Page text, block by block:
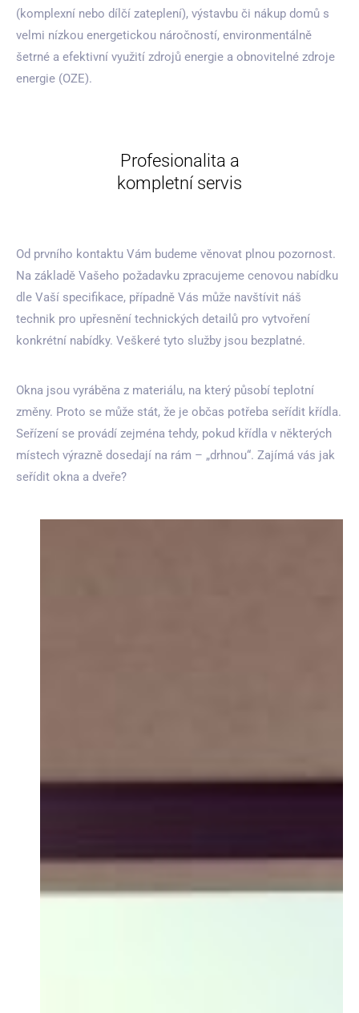
(komplexní nebo dílčí zateplení), výstavbu či nákup domů s
velmi nízkou energetickou náročností, environmentálně
šetrné a efektivní využití zdrojů energie a obnovitelné zdroje
energie (OZE).
Profesionalita a
kompletní servis
Od prvního kontaktu Vám budeme věnovat plnou pozornost.
Na základě Vašeho požadavku zpracujeme cenovou nabídku
dle Vaší specifikace, případně Vás může navštívit náš
technik pro upřesnění technických detailů pro vytvoření
konkrétní nabídky. Veškeré tyto služby jsou bezplatné.
Okna jsou vyráběna z materiálu, na který působí teplotní
změny. Proto se může stát, že je občas potřeba seřídit křídla.
Seřízení se provádí zejména tehdy, pokud křídla v některých
místech výrazně dosedají na rám – „drhnou“. Zajímá vás jak
seřídit okna a dveře?